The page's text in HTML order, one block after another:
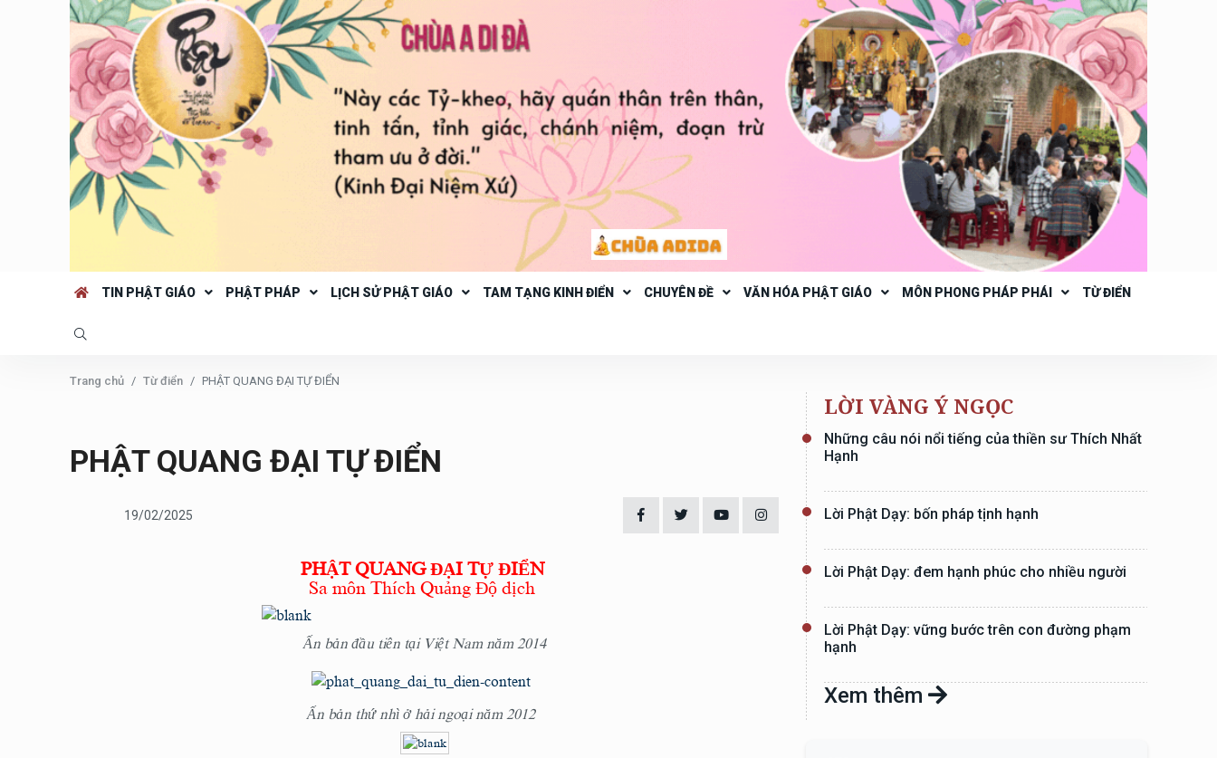
TIN PHẬT GIÁO PHẬT PHÁP LỊCH SỬ PHẬT GIÁO TAM TẠNG KINH ĐIỂN CHUYÊN ĐỀ VĂN HÓA PHẬT GIÁO MÔN PHONG PHÁP PHÁI TỪ ĐIỂN
Trang chủ Từ điển PHẬT QUANG ĐẠI TỰ ĐIỂN
PHẬT QUANG ĐẠI TỰ ĐIỂN
19/02/2025
PHẬT QUANG ĐẠI TỰ ĐIỂN
Sa môn Thích Quảng Độ dịch
Ấn bản đầu tiên tại Việt Nam năm 2014
Ấn bản thứ nhì ở hải ngoại năm 2012
LỜI VÀNG Ý NGỌC
Những câu nói nổi tiếng của thiền sư Thích Nhất
Hạnh
Lời Phật Dạy: bốn pháp tịnh hạnh
Lời Phật Dạy: đem hạnh phúc cho nhiều người
Lời Phật Dạy: vững bước trên con đường phạm
hạnh
Xem thêm